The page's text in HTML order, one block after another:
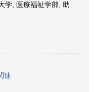
学, 医療福祉学部, 助
連